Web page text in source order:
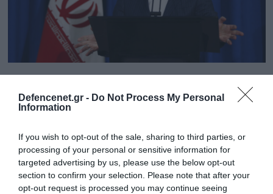
Defencenet.gr - Do Not Process My Personal
Information
If you wish to opt-out of the sale, sharing to third parties, or
processing of your personal or sensitive information for
targeted advertising by us, please use the below opt-out
section to confirm your selection. Please note that after your
opt-out request is processed you may continue seeing
Α.Αραγτσί: «Οι αμερικανικοί βομβαρδισμοί
προκάλεσαν σοβαρή ζημιά στην πυρηνική
εγκατάσταση του Φορντό»
«Ο Οργανισμός Ατομικής Ενέργειας της Ισλαμικής
Δημοκρατίας του Ιράν... προχωρεί αυτή τη στιγμή σε
αξιολόγηση και εκτιμήσεις»